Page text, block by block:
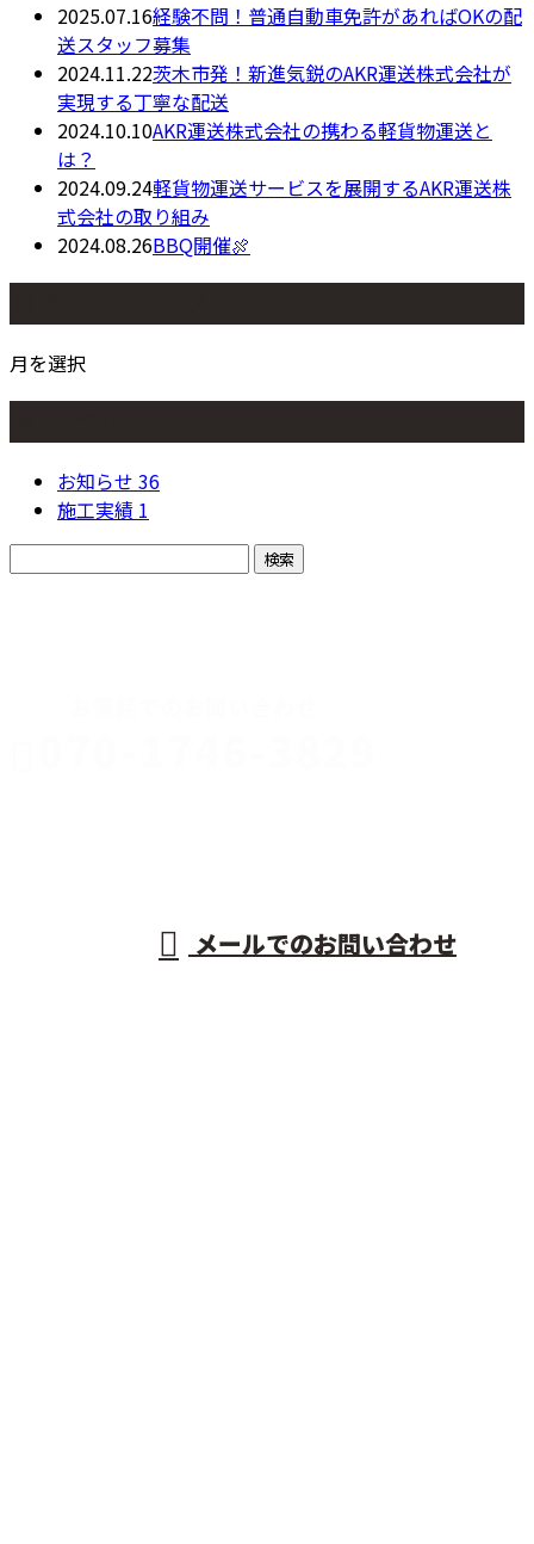
2025.07.16経験不問！普通自動車免許があればOKの配
送スタッフ募集
2024.11.22茨木市発！新進気鋭のAKR運送株式会社が
実現する丁寧な配送
2024.10.10AKR運送株式会社の携わる軽貨物運送と
は？
2024.09.24軽貨物運送サービスを展開するAKR運送株
式会社の取り組み
2024.08.26BBQ開催🍖
月を選択
お知らせ 36
施工実績 1
メールでのお問い合わせ